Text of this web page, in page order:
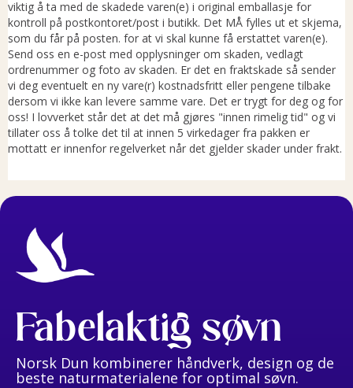
viktig å ta med de skadede varen(e) i original emballasje for
kontroll på postkontoret/post i butikk. Det MÅ fylles ut et skjema,
som du får på posten. for at vi skal kunne få erstattet varen(e).
Send oss en e-post med opplysninger om skaden, vedlagt
ordrenummer og foto av skaden. Er det en fraktskade så sender
vi deg eventuelt en ny vare(r) kostnadsfritt eller pengene tilbake
dersom vi ikke kan levere samme vare. Det er trygt for deg og for
oss! I lovverket står det at det må gjøres "innen rimelig tid" og vi
tillater oss å tolke det til at innen 5 virkedager fra pakken er
mottatt er innenfor regelverket når det gjelder skader under frakt.
Fabelaktig søvn
Norsk Dun kombinerer håndverk, design og de
beste naturmaterialene for optimal søvn.